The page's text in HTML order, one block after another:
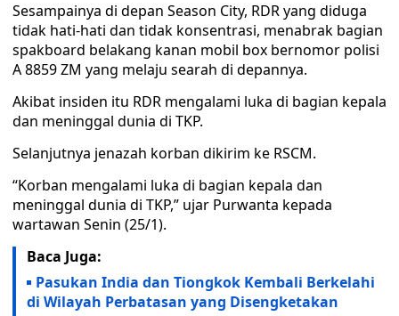
Sesampainya di depan Season City, RDR yang diduga
tidak hati-hati dan tidak konsentrasi, menabrak bagian
spakboard belakang kanan mobil box bernomor polisi
A 8859 ZM yang melaju searah di depannya.
Akibat insiden itu RDR mengalami luka di bagian kepala
dan meninggal dunia di TKP.
Selanjutnya jenazah korban dikirim ke RSCM.
“Korban mengalami luka di bagian kepala dan
meninggal dunia di TKP,” ujar Purwanta kepada
wartawan Senin (25/1).
Baca Juga:
Pasukan India dan Tiongkok Kembali Berkelahi
di Wilayah Perbatasan yang Disengketakan